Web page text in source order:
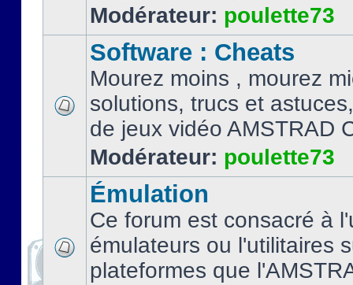
Modérateur: poulette73
Software : Cheats
Mourez moins , mourez
solutions, trucs et
de jeux vidéo AMSTRAD
Modérateur: poulette73
Émulation
Ce forum est consacré à
émulateurs ou l'utilitaires
plateformes que